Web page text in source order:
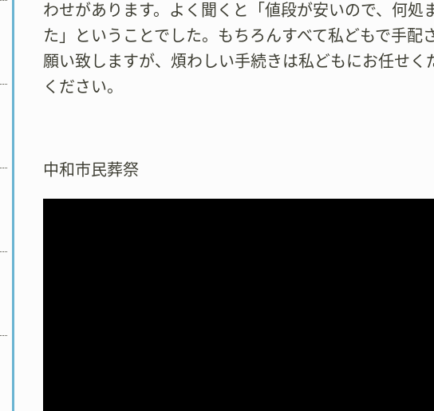
わせがあります。よく聞くと「値段が安いので、何処
た」ということでした。もちろんすべて私どもで手
願い致しますが、煩わしい手続きは私どもにお任せ
ください。
中和市民葬祭